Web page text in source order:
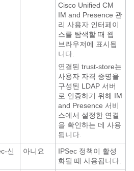
Cisco Unified CM
IM and Presence 관
리 사용자 인터페이
스를 탐색할 때 웹
브라우저에 표시됩
니다.
연결된 trust-store는
사용자 자격 증명을
구성된 LDAP 서버
로 인증하기 위해 IM
and Presence 서비
스에서 설정한 연결
을 확인하는 데 사용
됩니다.
신
아니요
IPSec 정책이 활성
화될 때 사용됩니다.